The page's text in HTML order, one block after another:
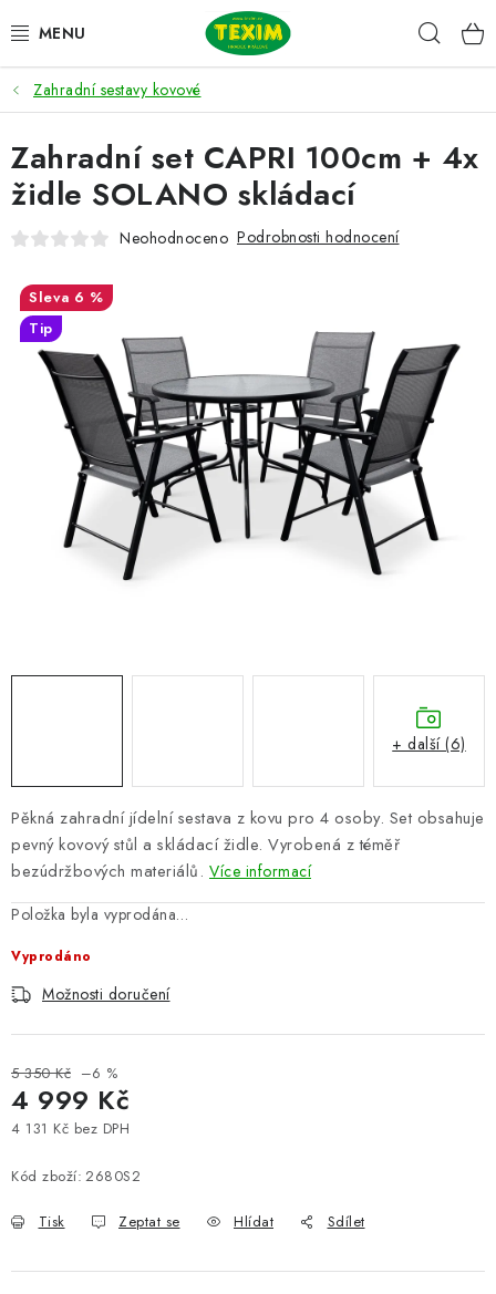
na
ZAHRADNÍ SESTAVY
ŽIDLE
STOLY
LEHÁTKA
POLSTRY
DOPLŇKY
PERGOLY
GRILY
NOVINKY
Nákup na splátky ESSOX
Zahradní sestavy kovové
Pěkná zahradní jídelní sestava z kovu pro 4 osoby. Set obsahuje
pevný kovový stůl a skládací židle. Vyrobená z téměř
bezúdržbových materiálů. Více informací
Položka byla vyprodána…
Vyprodáno
Možnosti doručení
5 350 Kč –6 %
4 999 Kč
4 131 Kč bez DPH
Kód zboží: 2680S2
Tisk Zeptat se Hlídat Sdílet
Zahradní set CAPRI 100cm + 4x
židle SOLANO skládací
Neohodnoceno Podrobnosti hodnocení
6 %
Tip
+ další (6)